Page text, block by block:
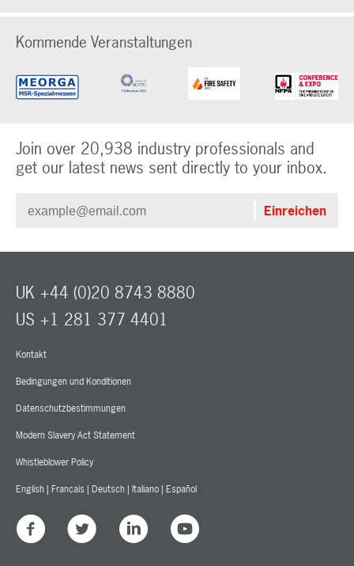
Kommende Veranstaltungen
Join over 20,938 industry professionals and
get our latest news sent directly to your inbox.
Kontakt
Bedingungen und Konditionen
Datenschutzbestimmungen
Modern Slavery Act Statement
Whistleblower Policy
English | Français | Deutsch | Italiano | Español
UK +44 (0)20 8743 8880
US +1 281 377 4401